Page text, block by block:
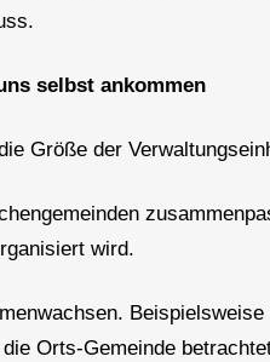
selbst ankommen
Größe der
wird.
Orts-Gemeinde